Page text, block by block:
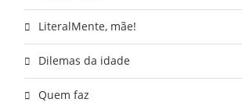
LiteralMente, mãe!
Dilemas da idade
Quem faz